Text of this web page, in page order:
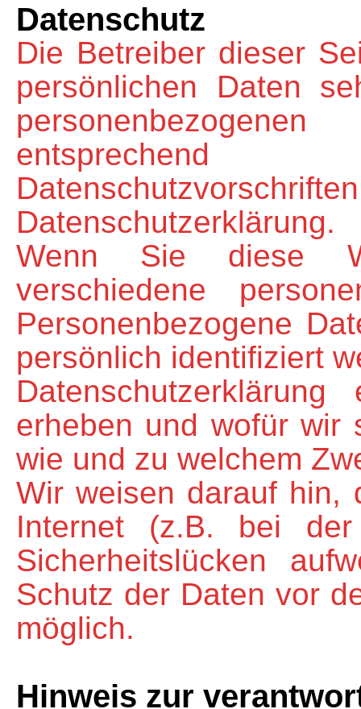
Datenschutz
Die Betreiber dieser
persönlichen Daten
Datenschutzerklärung.
Wenn Sie diese
verschiedene
Personenbezogene
persönlich identifiziert
erheben und wofür wir
wie und zu welchem
Wir weisen darauf hin,
Internet (z.B. bei der
Sicherheitslücken
Schutz der Daten vor
möglich.
Hinweis zur